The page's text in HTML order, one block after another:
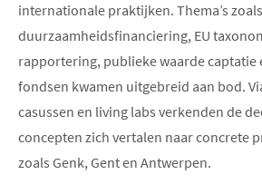
internationale praktijken. Thema’s
duurzaamheidsfinanciering, EU
rapportering, publieke waarde captatie
fondsen kwamen uitgebreid aan bod.
casussen en living labs verkenden de
concepten zich vertalen naar concrete
zoals Genk, Gent en Antwerpen.